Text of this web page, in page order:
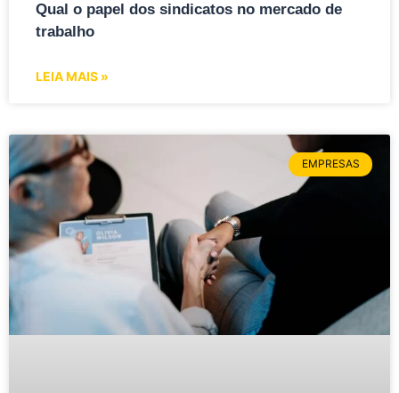
Qual o papel dos sindicatos no mercado de
trabalho
LEIA MAIS »
EMPRESAS